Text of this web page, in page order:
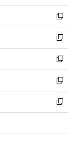
開
く
ウ
で
開
く
ン
ド
ウ
で
開
く
ウ
ィ
ン
ド
ウ
で
開
く
新
し
い
ウ
ィ
ン
ド
ウ
で
開
新
し
い
ウ
ィ
ン
ド
ウ
開
新
し
い
ウ
ィ
ン
ウ
新
し
い
ウ
ン
新
し
ウ